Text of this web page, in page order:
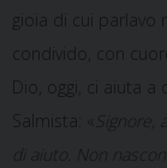
gioia di cui parlavo
condivido, con
Dio, oggi, ci aiuta a
Salmista: «
di aiuto. Non